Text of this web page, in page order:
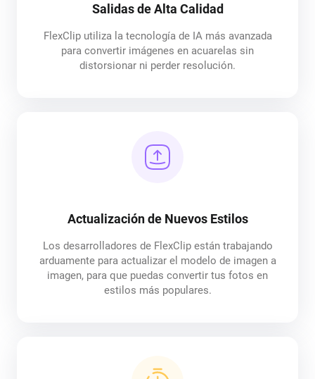
Salidas de Alta Calidad
FlexClip utiliza la tecnología de IA más avanzada
para convertir imágenes en acuarelas sin
distorsionar ni perder resolución.
Actualización de Nuevos Estilos
Los desarrolladores de FlexClip están trabajando
arduamente para actualizar el modelo de imagen a
imagen, para que puedas convertir tus fotos en
estilos más populares.